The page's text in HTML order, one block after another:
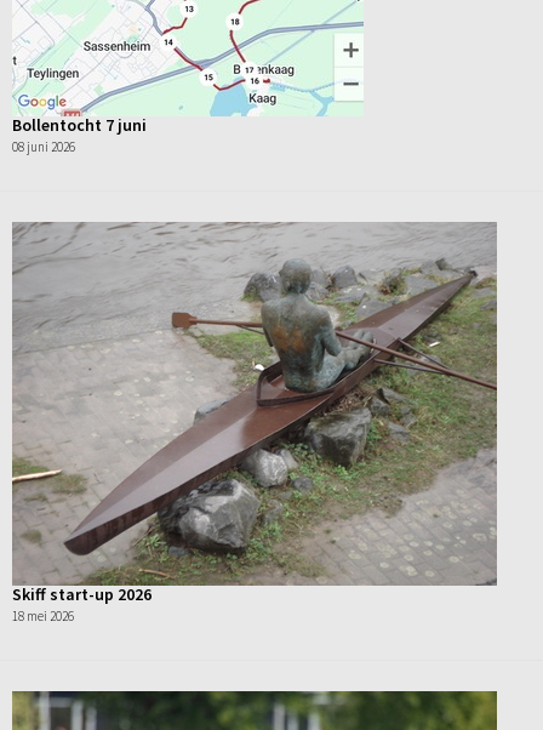
Bollentocht 7 juni
08 juni 2026
Skiff start-up 2026
18 mei 2026